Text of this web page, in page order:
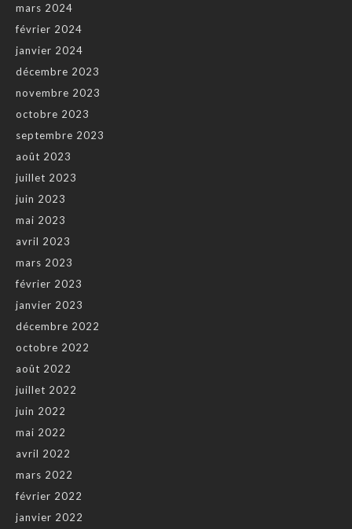
mars 2024
février 2024
janvier 2024
décembre 2023
novembre 2023
octobre 2023
septembre 2023
août 2023
juillet 2023
juin 2023
mai 2023
avril 2023
mars 2023
février 2023
janvier 2023
décembre 2022
octobre 2022
août 2022
juillet 2022
juin 2022
mai 2022
avril 2022
mars 2022
février 2022
janvier 2022